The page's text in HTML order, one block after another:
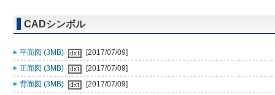
CADシンボル
平面図 (3MB)
[2017/07/09]
正面図 (3MB)
[2017/07/09]
背面図 (3MB)
[2017/07/09]